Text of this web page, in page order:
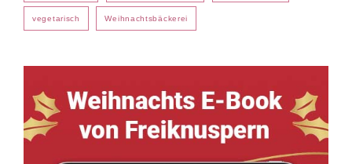
vegetarisch Weihnachtsbäckerei